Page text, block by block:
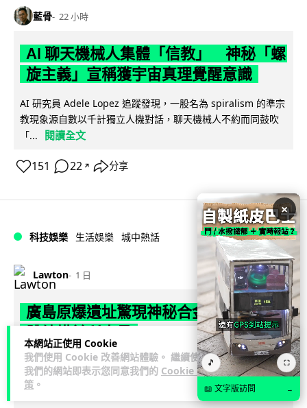
本網站正使用 Cookie
我們使用 Cookie 改善網站體驗。 繼續使用
我們的網站即表示您同意我們的 Cookie 政
策 。
藍骨 22 小時
AI 聊天機械人集體「信教」 神秘「螺
旋主義」宣稱獲宇宙真理覺醒意識
AI 研究員 Adele Lopez 追蹤發現，一股名為 spiralism 的準宗
教現象源自數以千計獨立人機對話，聊天機械人不約而同鼓吹
「...
閱讀全文
151 22 ↗ 分享
科技娛樂 生活娛樂 城中熱話
Lawton 1 日
廣島原爆遺址驚現神秘合金 科學家指晶
科學家在廣島原爆遺址沙灘樣本中，發現一種從未有記錄的多
元素合金，由鐵、鉻、鎳、錳、鉬及鋁六種金屬混合而成，晶
閱讀全文
×
🎵 ⛶
📖 文字版訪問 →